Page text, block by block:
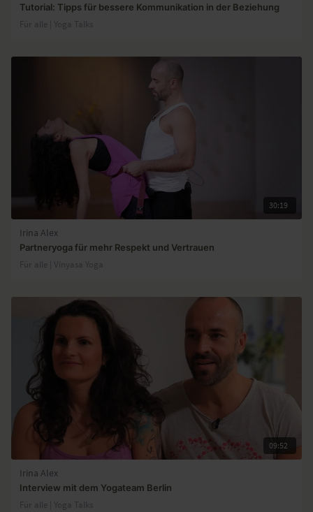
Tutorial: Tipps für bessere Kommunikation in der Beziehung
Für alle | Yoga Talks
30:19
Irina Alex
Partneryoga für mehr Respekt und Vertrauen
Für alle | Vinyasa Yoga
09:52
Irina Alex
Interview mit dem Yogateam Berlin
Für alle | Yoga Talks